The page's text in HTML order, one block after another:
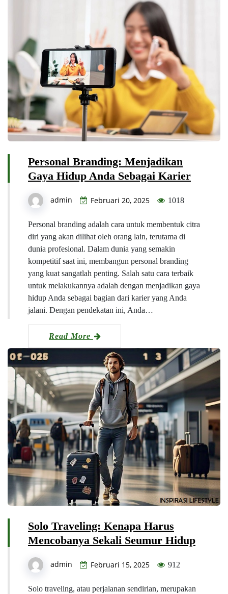
Personal Branding: Menjadikan
Gaya Hidup Anda Sebagai Karier
admin Februari 20, 2025 1018
Personal branding adalah cara untuk membentuk citra
diri yang akan dilihat oleh orang lain, terutama di
dunia profesional. Dalam dunia yang semakin
kompetitif saat ini, membangun personal branding
yang kuat sangatlah penting. Salah satu cara terbaik
untuk melakukannya adalah dengan menjadikan gaya
hidup Anda sebagai bagian dari karier yang Anda
jalani. Dengan pendekatan ini, Anda…
Read More
Solo Traveling: Kenapa Harus
Mencobanya Sekali Seumur Hidup
admin Februari 15, 2025 912
Solo traveling, atau perjalanan sendirian, merupakan